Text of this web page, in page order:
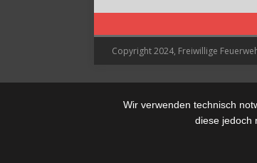
Copyright 2024, Freiwillige
Wir verwenden technisch
diese jedoch